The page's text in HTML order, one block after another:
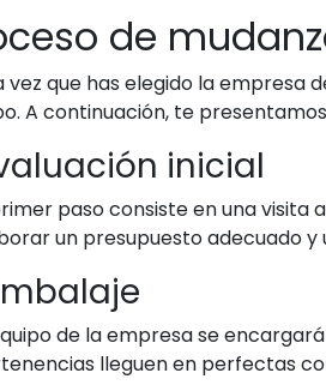
de
vez que has elegido la empresa
A continuación, te
inicial
paso consiste en una
un presupuesto adecuado y
de la empresa se
lleguen en perfectas